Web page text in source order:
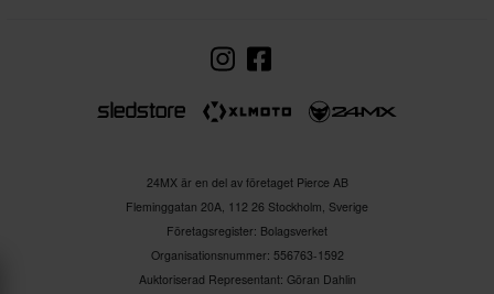
24MX är en del av företaget Pierce AB
Fleminggatan 20A, 112 26 Stockholm, Sverige
Företagsregister: Bolagsverket
Organisationsnummer: 556763-1592
Auktoriserad Representant: Göran Dahlin